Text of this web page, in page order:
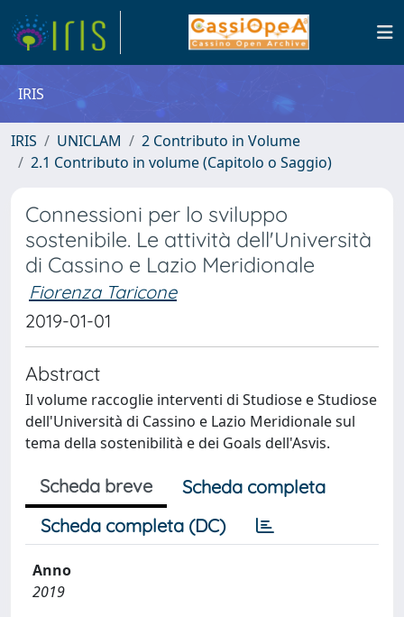
IRIS
IRIS UNICLAM
2 Contributo in Volume
2.1 Contributo in volume (Capitolo o Saggio)
Connessioni per lo sviluppo
sostenibile. Le attività dell'Università
di Cassino e Lazio Meridionale
Fiorenza Taricone
2019-01-01
Abstract
Il volume raccoglie interventi di Studiose e Studiose
dell'Università di Cassino e Lazio Meridionale sul
tema della sostenibilità e dei Goals dell'Asvis.
Scheda breve
Scheda completa
Scheda completa (DC)
Anno
2019